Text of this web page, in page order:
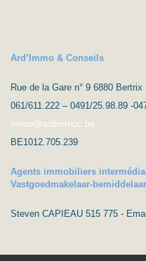
Ard’Immo & Conseils
Rue de la Gare n° 9 6880 Bertrix
061/611.222 – 0491/25.98.89 -
immo@ardimmoc.be
BE1012.705.239
Agents immobiliers
Vastgoedmakelaar-
Steven CAPIEAU 515 775 -